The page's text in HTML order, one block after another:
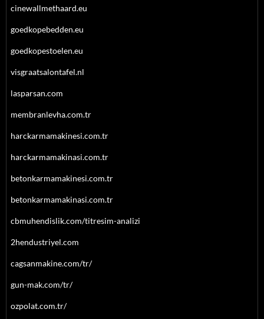
cinewallmethaard.eu
goedkopebedden.eu
goedkopestoelen.eu
visgraatsalontafel.nl
lasparsan.com
membranlevha.com.tr
harckarmamakinesi.com.tr
harckarmamakinasi.com.tr
betonkarmamakinesi.com.tr
betonkarmamakinasi.com.tr
cbmuhendislik.com/titresim-analizi
2hendustriyel.com
cagsanmakine.com/tr/
gun-mak.com/tr/
ozpolat.com.tr/